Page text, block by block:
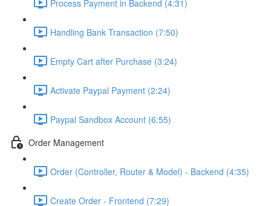
Process Payment in Backend (4:31)
Handling Bank Transaction (7:50)
Empty Cart after Purchase (3:24)
Activate Paypal Payment (2:24)
Paypal Sandbox Account (6:55)
Order Management
Order (Controller, Router & Model) - Backend (4:35)
Create Order - Frontend (7:29)